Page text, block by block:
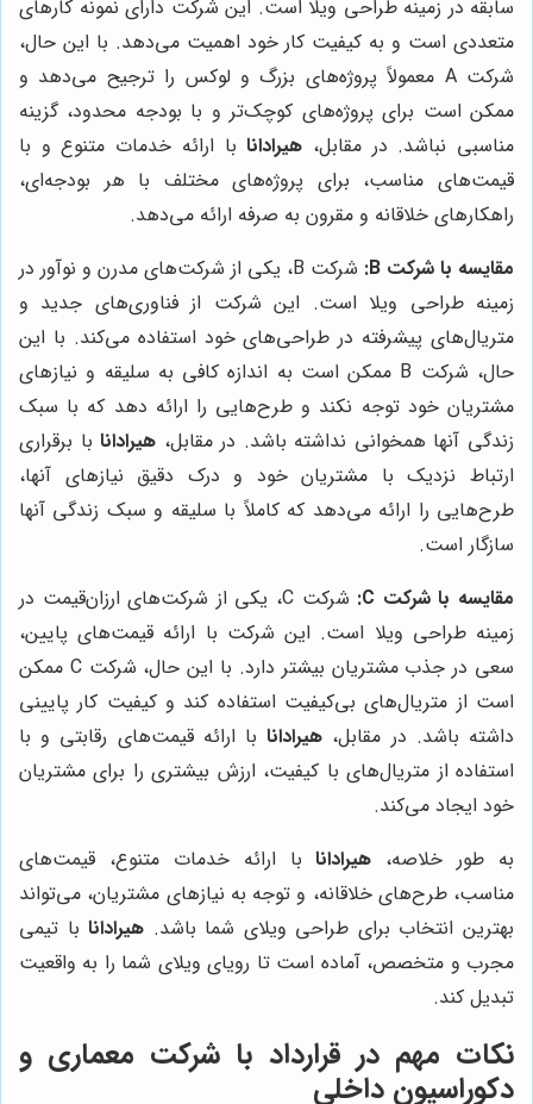
سابقه در زمینه طراحی ویلا است. این شرکت دارای نمونه کارهای
متعددی است و به کیفیت کار خود اهمیت می‌دهد. با این حال،
شرکت A معمولاً پروژه‌های بزرگ و لوکس را ترجیح می‌دهد و
ممکن است برای پروژه‌های کوچک‌تر و با بودجه محدود، گزینه
مناسبی نباشد. در مقابل، هیرادانابا ارائه خدمات متنوع و با
قیمت‌های مناسب، برای پروژه‌های مختلف با هر بودجه‌ای،
راهکارهای خلاقانه و مقرون به صرفه ارائه می‌دهد.
مقایسه با شرکت B:
شرکت B، یکی از شرکت‌های مدرن و نوآور در
زمینه طراحی ویلا است. این شرکت از فناوری‌های جدید و
متریال‌های پیشرفته در طراحی‌های خود استفاده می‌کند. با این
حال، شرکت B ممکن است به اندازه کافی به سلیقه و نیازهای
مشتریان خود توجه نکند و طرح‌هایی را ارائه دهد که با سبک
زندگی آنها همخوانی نداشته باشد. در مقابل، هیرادانابا برقراری
ارتباط نزدیک با مشتریان خود و درک دقیق نیازهای آنها،
طرح‌هایی را ارائه می‌دهد که کاملاً با سلیقه و سبک زندگی آنها
سازگار است.
مقایسه با شرکت C:
شرکت C، یکی از شرکت‌های ارزان‌قیمت در
زمینه طراحی ویلا است. این شرکت با ارائه قیمت‌های پایین،
سعی در جذب مشتریان بیشتر دارد. با این حال، شرکت C ممکن
است از متریال‌های بی‌کیفیت استفاده کند و کیفیت کار پایینی
داشته باشد. در مقابل، هیرادانابا ارائه قیمت‌های رقابتی و با
استفاده از متریال‌های با کیفیت، ارزش بیشتری را برای مشتریان
خود ایجاد می‌کند.
به طور خلاصه، هیرادانابا ارائه خدمات متنوع، قیمت‌های
مناسب، طرح‌های خلاقانه، و توجه به نیازهای مشتریان، می‌تواند
بهترین انتخاب برای طراحی ویلای شما باشد. هیرادانابا تیمی
مجرب و متخصص، آماده است تا رویای ویلای شما را به واقعیت
تبدیل کند.
نکات مهم در قرارداد با شرکت معماری و
دکوراسیون داخلی